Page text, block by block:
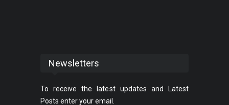
Newsletters
To receive the latest updates and Latest
Posts enter your email.